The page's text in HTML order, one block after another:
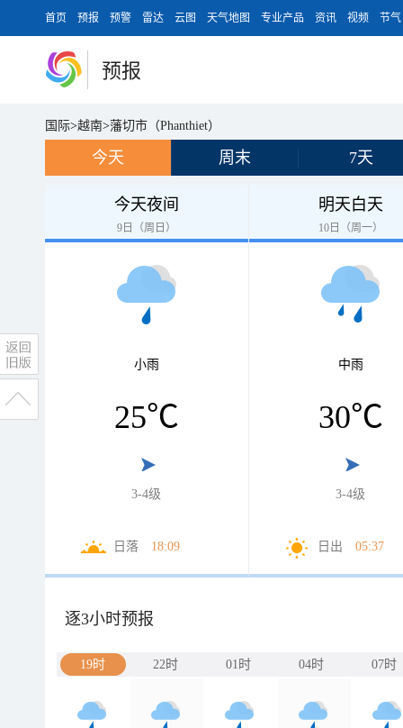
首页 预报 预警 雷达 云图 天气地图 专业产品 资讯 视频 节气
预报
国际>越南>藩切市（Phanthiet）
今天 周末 7天
今天夜间
9日（周日）
小雨
25℃
3-4级
日落 18:09
明天白天
10日（周一）
中雨
30℃
3-4级
日出 05:37
逐3小时预报
19时 22时 01时 04时 07时